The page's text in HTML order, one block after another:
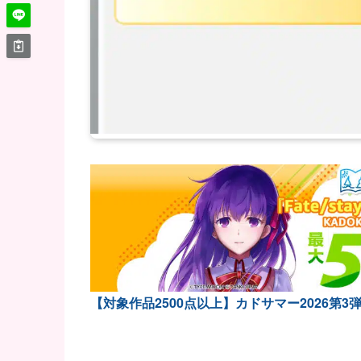
【対象作品2500点以上】カドサマー2026第3弾